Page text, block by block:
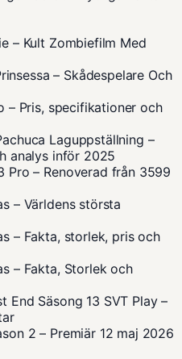
– Kult Zombiefilm Med
– Skådespelare Och
– Pris, specifikationer och
Laguppställning –
analys inför 2025
Pro – Renoverad från 3599
– Världens största
– Fakta, storlek, pris och
– Fakta, Storlek och
End Säsong 13 SVT Play –
2 – Premiär 12 maj 2026